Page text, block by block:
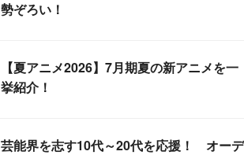
勢ぞろい！
【夏アニメ2026】7月期夏の新アニメを一
挙紹介！
芸能界を志す10代～20代を応援！ オーデ